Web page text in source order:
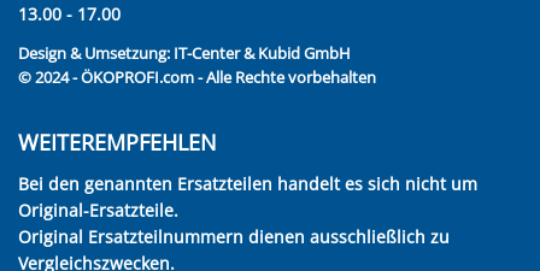
13.00 - 17.00
Design & Umsetzung: IT-Center & Kubid GmbH
© 2024 - ÖKOPROFI.com - Alle Rechte vorbehalten
WEITEREMPFEHLEN
Bei den genannten Ersatzteilen handelt es sich nicht um
Original-Ersatzteile.
Original Ersatzteilnummern dienen ausschließlich zu
Vergleichszwecken.